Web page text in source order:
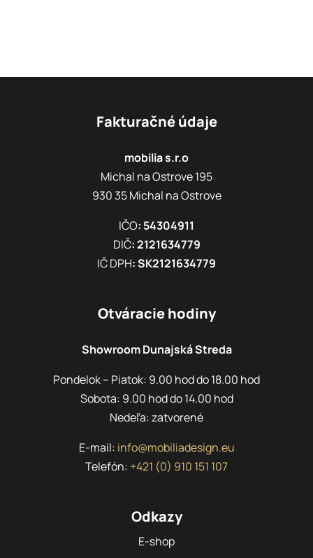
Fakturačné údaje
mobilia s.r.o
Michal na Ostrove 195
930 35 Michal na Ostrove
IČO: 54304911
DIČ: 2121634779
IČ DPH: SK2121634779
Otváracie hodiny
Showroom Dunajská Streda
Pondelok – Piatok: 9.00 hod do 18.00 hod
Sobota: 9.00 hod do 14.00 hod
Nedeľa: zatvorené
E-mail: info@mobiliadesign.eu
Telefón: +421 (0) 910 151 107
Odkazy
E-shop